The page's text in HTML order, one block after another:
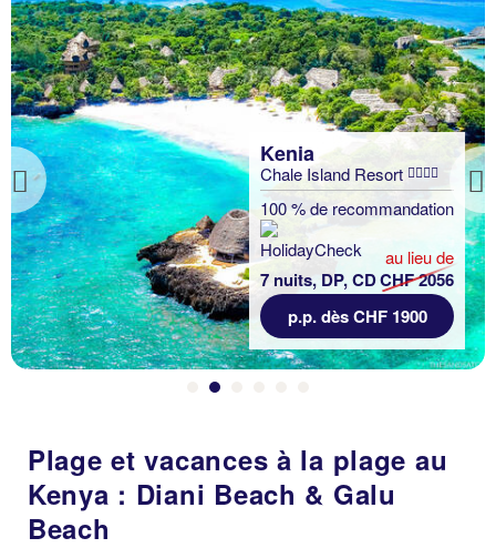
Previous
Plage et vacances à la plage au
Kenya : Diani Beach & Galu
Beach